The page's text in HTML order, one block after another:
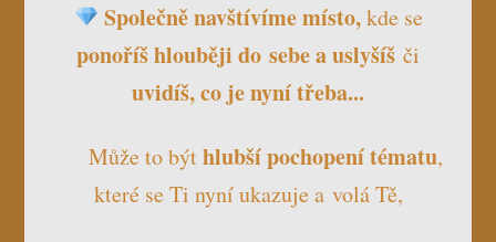
Společně navštívíme místo,kde se
ponoříš hlouběji do sebeauslyšíš či
uvidíš,co je nyní třeba...
Může to býthlubší pochopení tématu,
které se Ti nyní ukazuje a volá Tě,